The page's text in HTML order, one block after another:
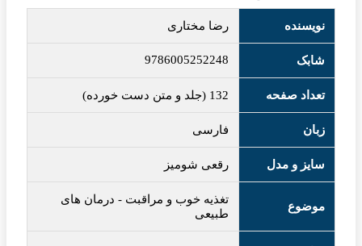
نویسنده رضا مختاری
شابک 9786005252248
تعداد صفحه 132 (جلد و متن دست خورده)
زبان فارسی
سایز و مدل رقعی شومیز
موضوع
تغذیه خوب و مراقبت - درمان های
طبیعی